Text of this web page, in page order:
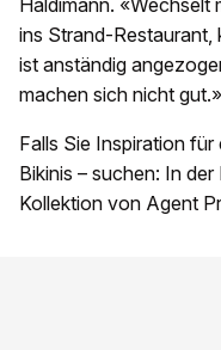
Haldimann. «Wechselt
ins Strand-Restaurant,
ist anständig
machen sich nicht gut.»
Falls Sie Inspiration
Bikinis – suchen: In
Kollektion von Agent